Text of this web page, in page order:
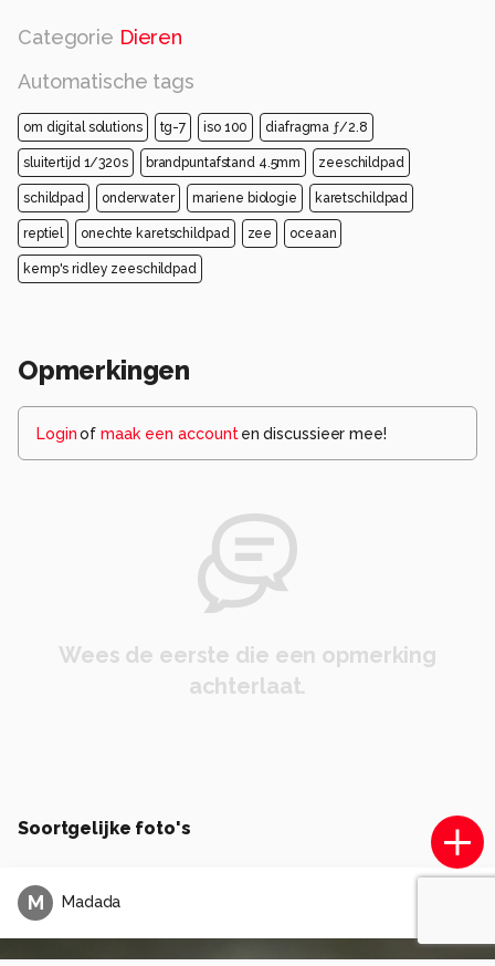
Categorie Dieren
Automatische tags
om digital solutions tg-7 iso 100 diafragma ƒ/2.8
sluitertijd 1/320s brandpuntafstand 4.5mm zeeschildpad
schildpad onderwater mariene biologie karetschildpad
reptiel onechte karetschildpad zee oceaan
kemp's ridley zeeschildpad
Opmerkingen
Loginof maak een account en discussieer mee!
Wees de eerste die een opmerking
achterlaat.
Soortgelijke foto's
M Madada